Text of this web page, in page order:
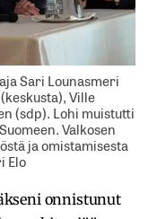
Sari Lounasmeri
Ville
(sdp). Lohi muistutti
Valkosen
ja omistamisesta
Elo
onnistunut